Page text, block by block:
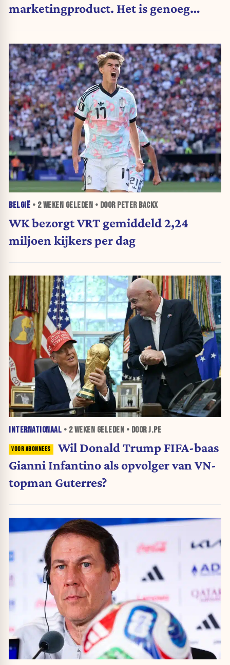
marketingproduct. Het is genoeg
BELGIË • 2 WEKEN GELEDEN • DOOR PETER BACKX
WK bezorgt VRT gemiddeld 2,24
miljoen kijkers per dag
INTERNATIONAAL • 2 WEKEN GELEDEN • DOOR J.PE
Wil Donald Trump FIFA-baas
Gianni Infantino als opvolger van VN-
topman Guterres?